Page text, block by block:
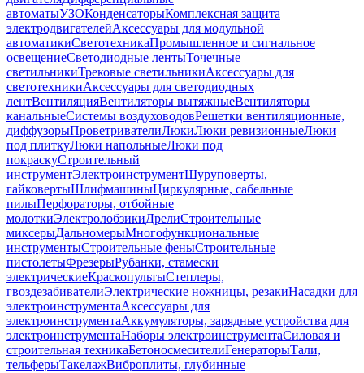
автоматыУЗОКонденсаторыКомплексная защита
электродвигателейАксессуары для модульной
автоматикиСветотехникаПромышленное и сигнальное
освещениеСветодиодные лентыТочечные
светильникиТрековые светильникиАксессуары для
светотехникиАксессуары для светодиодных
лентВентиляцияВентиляторы вытяжныеВентиляторы
канальныеСистемы воздуховодовРешетки вентиляционные,
диффузорыПроветривателиЛюкиЛюки ревизионныеЛюки
под плиткуЛюки напольныеЛюки под
покраскуСтроительный
инструментЭлектроинструментШуруповерты,
гайковертыШлифмашиныЦиркулярные, сабельные
пилыПерфораторы, отбойные
молоткиЭлектролобзикиДрелиСтроительные
миксерыДальномерыМногофункциональные
инструментыСтроительные феныСтроительные
пистолетыФрезерыРубанки, стамески
электрическиеКраскопультыСтеплеры,
гвоздезабивателиЭлектрические ножницы, резакиНасадки для
электроинструментаАксессуары для
электроинструментаАккумуляторы, зарядные устройства для
электроинструментаНаборы электроинструментаСиловая и
строительная техникаБетоносмесителиГенераторыТали,
тельферыТакелажВиброплиты, глубинные